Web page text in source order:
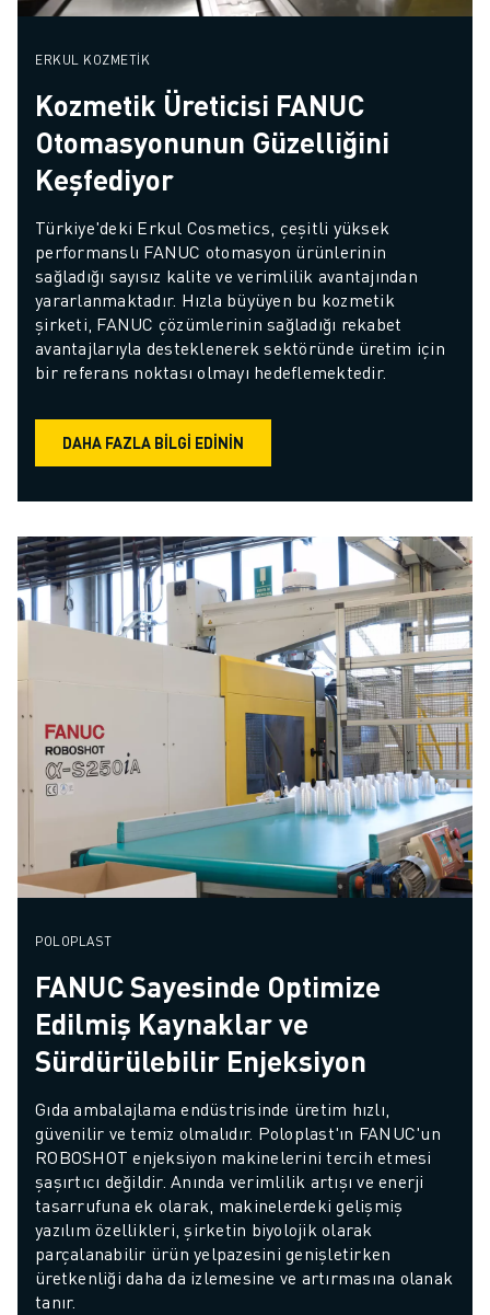
ERKUL KOZMETIK
Kozmetik Üreticisi FANUC
Otomasyonunun Güzelliğini
Keşfediyor
Türkiye'deki Erkul Cosmetics, çeşitli yüksek
performanslı FANUC otomasyon ürünlerinin
sağladığı sayısız kalite ve verimlilik avantajından
yararlanmaktadır. Hızla büyüyen bu kozmetik
şirketi, FANUC çözümlerinin sağladığı rekabet
avantajlarıyla desteklenerek sektöründe üretim için
bir referans noktası olmayı hedeflemektedir.
DAHA FAZLA BILGI EDININ
POLOPLAST
FANUC Sayesinde Optimize
Edilmiş Kaynaklar ve
Sürdürülebilir Enjeksiyon
Gıda ambalajlama endüstrisinde üretim hızlı,
güvenilir ve temiz olmalıdır. Poloplast'ın FANUC'un
ROBOSHOT enjeksiyon makinelerini tercih etmesi
şaşırtıcı değildir. Anında verimlilik artışı ve enerji
tasarrufuna ek olarak, makinelerdeki gelişmiş
yazılım özellikleri, şirketin biyolojik olarak
parçalanabilir ürün yelpazesini genişletirken
üretkenliği daha da izlemesine ve artırmasına olanak
tanır.